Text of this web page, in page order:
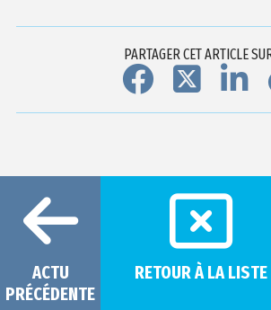
PARTAGER CET ARTICLE
ACTU
PRÉCÉDENTE
RETOUR À LA LISTE